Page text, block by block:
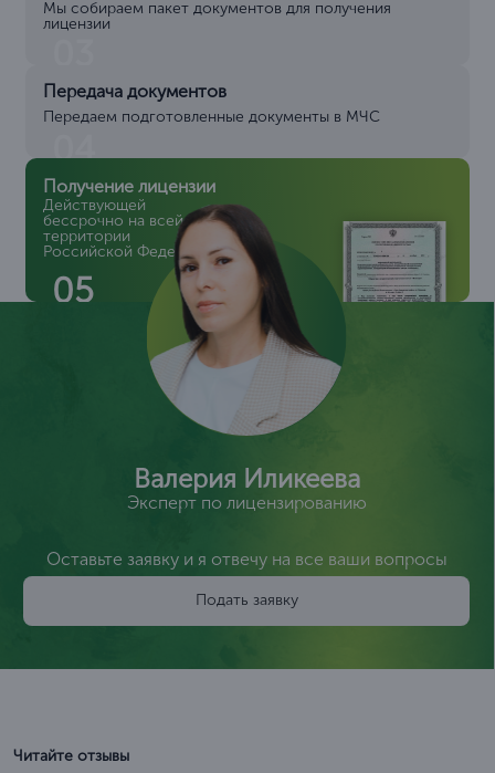
Мы собираем пакет документов для получения
лицензии
Передача документов
Передаем подготовленные документы в МЧС
04
Получение лицензии
Действующей
бессрочно на всей
территории
Российской Федерации
05
Валерия Иликеева
Эксперт по лицензированию
Оставьте заявку и я отвечу на все ваши вопросы
Подать заявку
Читайте отзывы